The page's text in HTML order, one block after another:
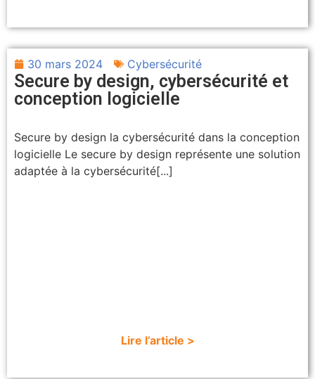
30 mars 2024 Cybersécurité
Secure by design, cybersécurité et
conception logicielle
Secure by design la cybersécurité dans la conception
logicielle Le secure by design représente une solution
adaptée à la cybersécurité[...]
Lire l’article >